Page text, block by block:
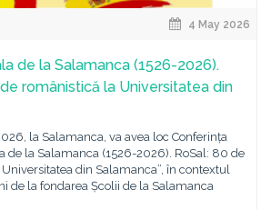
4 May 2026
de la Salamanca (1526-2026).
românistică la Universitatea din
la Salamanca, va avea loc Conferința
de la Salamanca (1526-2026). RoSal: 80 de
din Salamanca”, în contextul
de la fondarea Școlii de la Salamanca